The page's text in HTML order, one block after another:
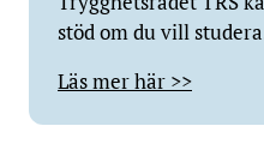
stöd om du vill
Läs mer här >>